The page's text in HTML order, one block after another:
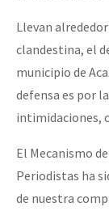
Fotorreportaje
Video
Otras secciones
Semillero
Libros para
Medios Libres
Llevan
clandestina, el
municipio de
defensa es por
intimidaciones,
El Mecanismo
Periodistas ha
de nuestra